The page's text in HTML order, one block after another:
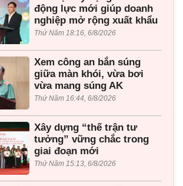
động lực mới giúp doanh
nghiệp mở rộng xuất khẩu
Thứ Năm 18:16, 6/8/2026
Xem công an bắn súng
giữa màn khói, vừa bơi
vừa mang súng AK
Thứ Năm 16:44, 6/8/2026
Xây dựng “thế trận tư
tưởng” vững chắc trong
giai đoạn mới
Thứ Năm 15:13, 6/8/2026